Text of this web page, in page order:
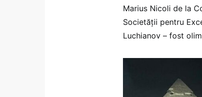
Marius Nicoli de la
Societății pentru
Luchianov – fost